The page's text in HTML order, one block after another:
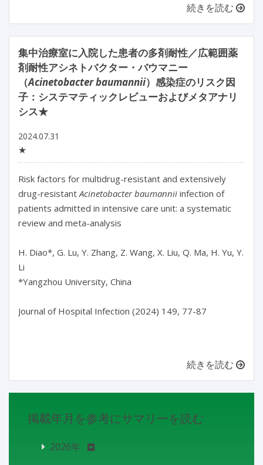
続きを読む
集中治療室に入院した患者の多剤耐性／広範囲薬
剤耐性アシネトバクター・バウマニー
（Acinetobacter baumannii）感染症のリスク因
子：システマティックレビューおよびメタアナリ
シス★
2024.07.31
★
Risk factors for multidrug-resistant and extensively
drug-resistant Acinetobacter baumannii infection of
patients admitted in intensive care unit: a systematic
review and meta-analysis
H. Diao*, G. Lu, Y. Zhang, Z. Wang, X. Liu, Q. Ma, H. Yu, Y.
Li
*Yangzhou University, China
Journal of Hospital Infection (2024) 149, 77-87
続きを読む
掲載年月を参考にサマリーを読む
2026年